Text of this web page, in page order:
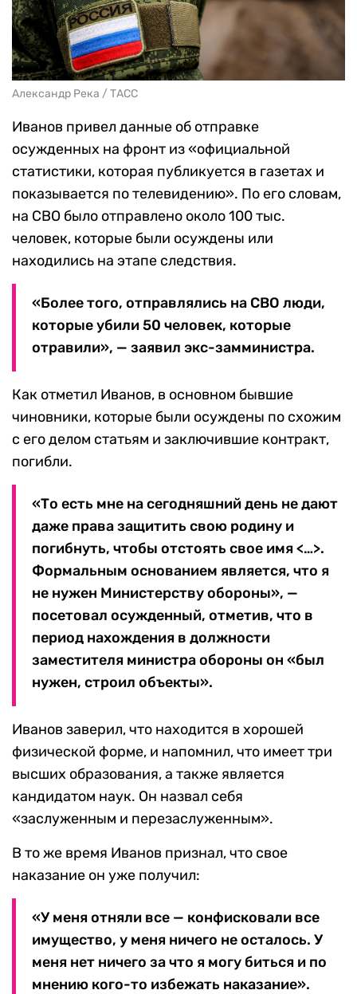
Александр Река / ТАСС
Иванов привел данные об отправке
осужденных на фронт из «официальной
статистики, которая публикуется в газетах и
показывается по телевидению». По его словам,
на СВО было отправлено около 100 тыс.
человек, которые были осуждены или
находились на этапе следствия.
«Более того, отправлялись на СВО люди,
которые убили 50 человек, которые
отравили», — заявил экс-замминистра.
Как отметил Иванов, в основном бывшие
чиновники, которые были осуждены по схожим
с его делом статьям и заключившие контракт,
погибли.
«То есть мне на сегодняшний день не дают
даже права защитить свою родину и
погибнуть, чтобы отстоять свое имя <…>.
Формальным основанием является, что я
не нужен Министерству обороны», —
посетовал осужденный, отметив, что в
период нахождения в должности
заместителя министра обороны он «был
нужен, строил объекты».
Иванов заверил, что находится в хорошей
физической форме, и напомнил, что имеет три
высших образования, а также является
кандидатом наук. Он назвал себя
«заслуженным и перезаслуженным».
В то же время Иванов признал, что свое
наказание он уже получил:
«У меня отняли все — конфисковали все
имущество, у меня ничего не осталось. У
меня нет ничего за что я могу биться и по
мнению кого-то избежать наказание».